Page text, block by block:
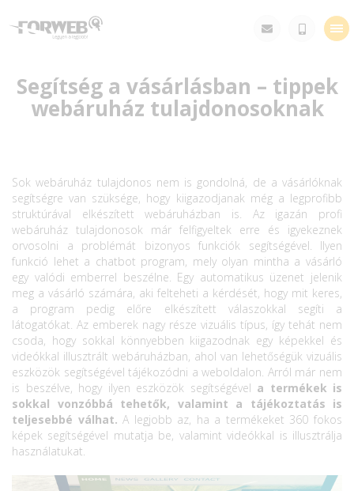
Segítség a vásárlásban – tippek
webáruház tulajdonosoknak
Sok webáruház tulajdonos nem is gondolná, de a vásárlóknak
segítségre van szüksége, hogy kiigazodjanak még a legprofibb
struktúrával elkészített webáruházban is. Az igazán profi
webáruház tulajdonosok már felfigyeltek erre és igyekeznek
orvosolni a problémát bizonyos funkciók segítségével. Ilyen
funkció lehet a chatbot program, mely olyan mintha a vásárló
egy valódi emberrel beszélne. Egy automatikus üzenet jelenik
meg a vásárló számára, aki felteheti a kérdését, hogy mit keres,
a program pedig előre elkészített válaszokkal segíti a
látogatókat. Az emberek nagy része vizuális típus, így tehát nem
csoda, hogy sokkal könnyebben kiigazodnak egy képekkel és
videókkal illusztrált webáruházban, ahol van lehetőségük vizuális
eszközök segítségével tájékozódni a weboldalon. Arról már nem
is beszélve, hogy ilyen eszközök segítségével a termékek is
sokkal vonzóbbá tehetők, valamint a tájékoztatás is
teljesebbé válhat. A legjobb az, ha a termékeket 360 fokos
képek segítségével mutatja be, valamint videókkal is illusztrálja
használatukat.